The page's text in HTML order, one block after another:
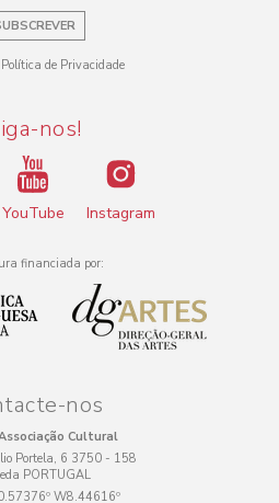
de Privacidade
nos!
YouTube Instagram
financiada por:
nos
Cultural
Portela, 6 3750 - 158
PORTUGAL
W8.44616º